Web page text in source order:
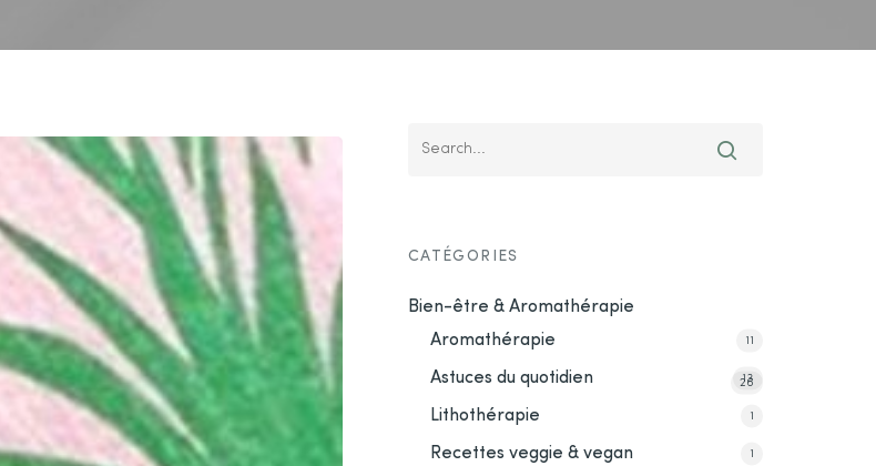
CATÉGORIES
Bien-être & Aromathérapie
26
Aromathérapie 11
Astuces du quotidien 13
Lithothérapie 1
Recettes veggie & vegan 1